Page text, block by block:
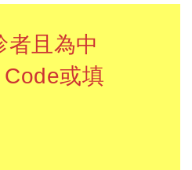
者且為中
或填